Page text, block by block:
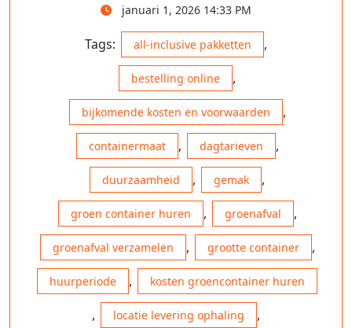
januari 1, 2026 14:33 PM
Tags: all-inclusive pakketten ,
bestelling online ,
bijkomende kosten en voorwaarden ,
containermaat , dagtarieven ,
duurzaamheid , gemak ,
groen container huren , groenafval ,
groenafval verzamelen , grootte container ,
huurperiode , kosten groencontainer huren
, locatie levering ophaling ,